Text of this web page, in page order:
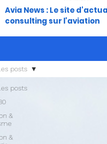
Avia News : Le site
consulting sur l'aviation
posts
&
&
posts